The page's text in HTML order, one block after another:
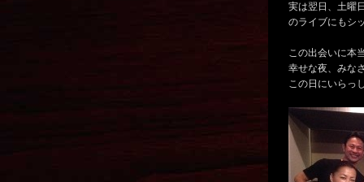
実は翌日、土曜
のライブにもシ
この出会いに本
幸せな夜、みな
この日にいらっ